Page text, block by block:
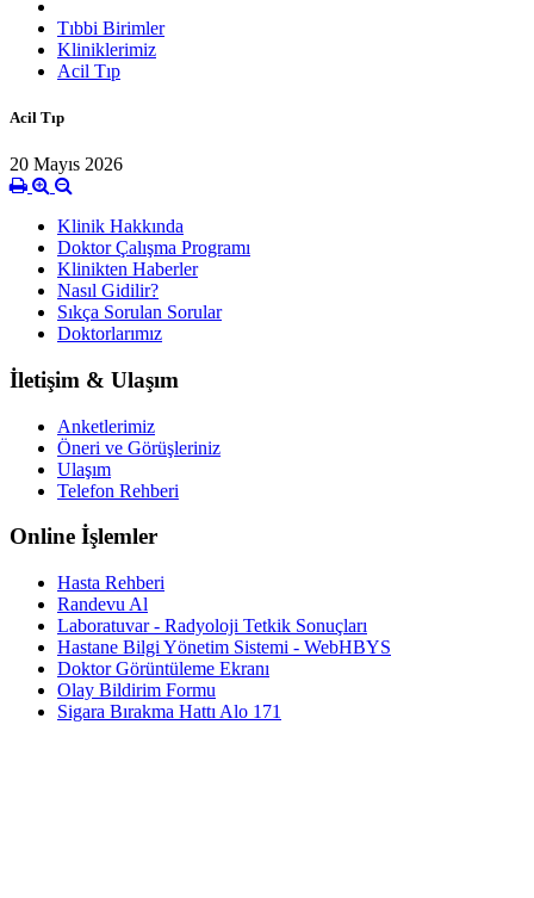
Tıbbi Birimler
Kliniklerimiz
Acil Tıp
Acil Tıp
20 Mayıs 2026
Klinik Hakkında
Doktor Çalışma Programı
Klinikten Haberler
Nasıl Gidilir?
Sıkça Sorulan Sorular
Doktorlarımız
İletişim & Ulaşım
Anketlerimiz
Öneri ve Görüşleriniz
Ulaşım
Telefon Rehberi
Online İşlemler
Hasta Rehberi
Randevu Al
Laboratuvar - Radyoloji Tetkik Sonuçları
Hastane Bilgi Yönetim Sistemi - WebHBYS
Doktor Görüntüleme Ekranı
Olay Bildirim Formu
Sigara Bırakma Hattı Alo 171